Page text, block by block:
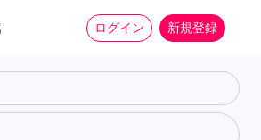
ログイン 新規登録